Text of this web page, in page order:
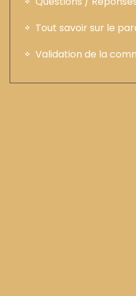
Tout savoir sur le
Validation de la